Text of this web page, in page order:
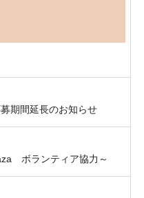
期間延長のお知らせ
ボランティア協力～